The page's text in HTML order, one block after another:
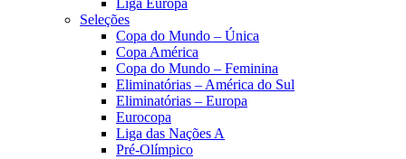
Seleções
Copa do Mundo – Única
Copa América
Copa do Mundo – Feminina
Eliminatórias – América do Sul
Eliminatórias – Europa
Eurocopa
Liga das Nações A
Pré-Olímpico